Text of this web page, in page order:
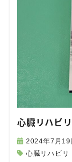
心臓リハビ
2024年7月19
心臓リハビリ